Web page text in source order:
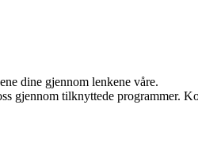
dine gjennom lenkene våre.
gjennom tilknyttede programmer.